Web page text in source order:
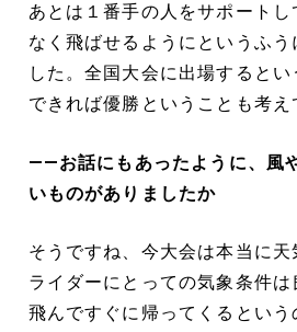
あとは１番手の人をサポート
なく飛ばせるようにというふう
した。全国大会に出場するとい
できれば優勝ということも考え
――お話にもあったように、風
いものがありましたか
そうですね、今大会は本当に
ライダーにとっての気象条件
飛んですぐに帰ってくるという